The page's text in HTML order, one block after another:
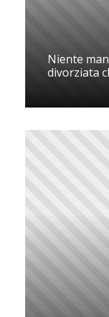
Niente
divorziata